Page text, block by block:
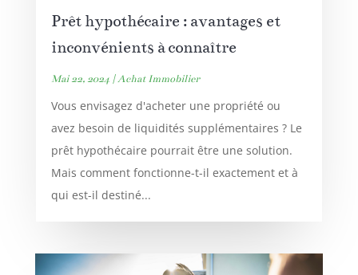
Prêt hypothécaire : avantages et
inconvénients à connaître
Mai 22, 2024|Achat Immobilier
Vous envisagez d'acheter une propriété ou
avez besoin de liquidités supplémentaires ? Le
prêt hypothécaire pourrait être une solution.
Mais comment fonctionne-t-il exactement et à
qui est-il destiné...